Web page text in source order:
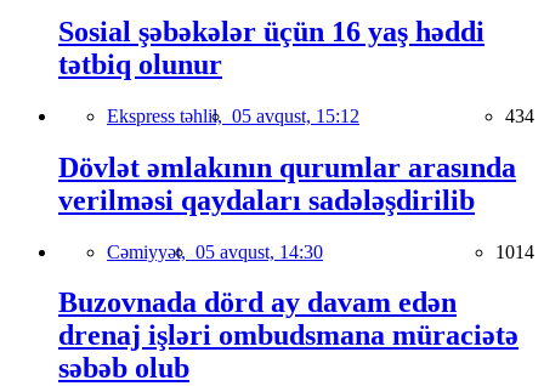
Sosial şəbəkələr üçün 16 yaş həddi
tətbiq olunur
Ekspress təhlil, 05 avqust, 15:12 434
Dövlət əmlakının qurumlar arasında
verilməsi qaydaları sadələşdirilib
Cəmiyyət, 05 avqust, 14:30 1014
Buzovnada dörd ay davam edən
drenaj işləri ombudsmana müraciətə
səbəb olub